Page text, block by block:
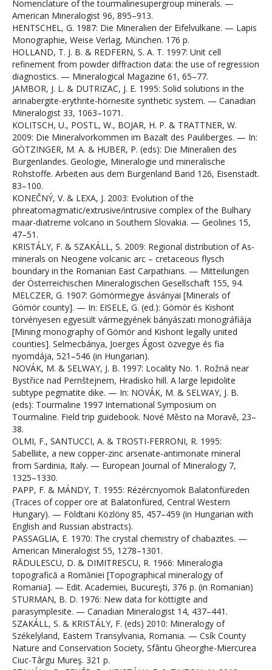
Nomenclature of the tourmalinesupergroup minerals. —
American Mineralogist 96, 895–913.
HENTSCHEL, G. 1987: Die Mineralien der Eifelvulkane. — Lapis
Monographie, Weise Verlag, München. 176 p.
HOLLAND, T. J. B. & REDFERN, S. A. T. 1997: Unit cell
refinement from powder diffraction data: the use of regression
diagnostics. — Mineralogical Magazine 61, 65–77.
JAMBOR, J. L. & DUTRIZAC, J. E. 1995: Solid solutions in the
annabergite-erythrite-hörnesite synthetic system. — Canadian
Mineralogist 33, 1063–1071.
KOLITSCH, U., POSTL, W., BOJAR, H. P. & TRATTNER, W.
2009: Die Mineralvorkommen im Bazalt des Pauliberges. — In:
GÖTZINGER, M. A. & HUBER, P. (eds): Die Mineralien des
Burgenlandes. Geologie, Mineralogie und mineralische
Rohstoffe. Arbeiten aus dem Burgenland Band 126, Eisenstadt.
83–100.
KONEČNÝ, V. & LEXA, J. 2003: Evolution of the
phreatomagmatic/extrusive/intrusive complex of the Bulhary
maar-diatreme volcano in Southern Slovakia. — Geolines 15,
47–51.
KRISTÁLY, F. & SZAKÁLL, S. 2009: Regional distribution of As-
minerals on Neogene volcanic arc – cretaceous flysch
boundary in the Romanian East Carpathians. — Mitteilungen
der Österreichischen Mineralogischen Gesellschaft 155, 94.
MELCZER, G. 1907: Gömörmegye ásványai [Minerals of
Gömör county]. — In: EISELE, G. (ed.): Gömör és Kishont
törvényesen egyesült vármegyének bányászati monográfiája
[Mining monography of Gömör and Kishont legally united
counties]. Selmecbánya, Joerges Ágost özvegye és fia
nyomdája, 521–546 (in Hungarian).
NOVÁK, M. & SELWAY, J. B. 1997: Locality No. 1. Rožná near
Bystřice nad Pernštejnem, Hradisko hill. A large lepidolite
subtype pegmatite dike. — In: NOVÁK, M. & SELWAY, J. B.
(eds): Tourmaline 1997 International Symposium on
Tourmaline. Field trip guidebook. Nové Město na Moravě, 23–
38.
OLMI, F., SANTUCCI, A. & TROSTI-FERRONI, R. 1995:
Sabelliite, a new copper-zinc arsenate-antimonate mineral
from Sardinia, Italy. — European Journal of Mineralogy 7,
1325–1330.
PAPP, F. & MÁNDY, T. 1955: Rézércnyomok Balatonfüreden
(Traces of copper ore at Balatonfüred, Central Western
Hungary). — Földtani Közlöny 85, 457–459 (in Hungarian with
English and Russian abstracts).
PASSAGLIA, E. 1970: The crystal chemistry of chabazites. —
American Mineralogist 55, 1278–1301.
RĂDULESCU, D. & DIMITRESCU, R. 1966: Mineralogia
topografică a Romăniei [Topographical mineralogy of
Romania]. — Edit. Academiei, Bucureşti, 376 p. (in Romanian)
STURMAN, B. D. 1976: New data for köttigite and
parasymplesite. — Canadian Mineralogist 14, 437–441.
SZAKÁLL, S. & KRISTÁLY, F. (eds) 2010: Mineralogy of
Székelyland, Eastern Transylvania, Romania. — Csík County
Nature and Conservation Society, Sfântu Gheorghe-Miercurea
Ciuc-Târgu Mureş. 321 p.